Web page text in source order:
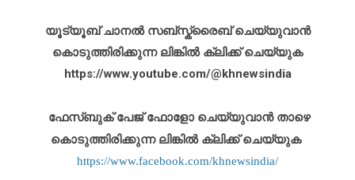
യൂട്യൂബ് ചാനൽ സബ്സ്ക്രൈബ് ചെയ്യുവാൻ
കൊടുത്തിരിക്കുന്ന ലിങ്കിൽ ക്ലിക്ക് ചെയ്യുക
https://www.youtube.com/@khnewsindia
ഫേസ്ബുക് പേജ് ഫോളോ ചെയ്യുവാൻ താഴെ
കൊടുത്തിരിക്കുന്ന ലിങ്കിൽ ക്ലിക്ക് ചെയ്യുക
https://www.facebook.com/khnewsindia/